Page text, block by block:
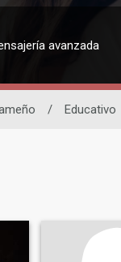
avanzada
/ Educativo